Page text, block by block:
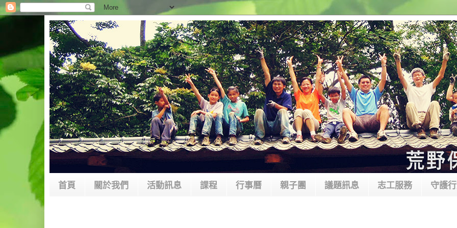
首頁 關於我們 活動訊息 課程 行事曆 親子團 議題訊息 志工服務 守護